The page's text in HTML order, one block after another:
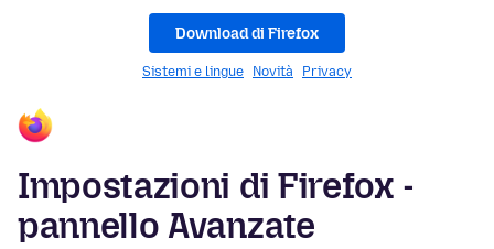
Download di Firefox
Sistemi e lingue Novità Privacy
Impostazioni di Firefox -
pannello Avanzate